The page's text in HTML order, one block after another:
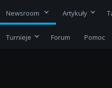
Newsroom Artykuły
Turnieje Forum Pomoc